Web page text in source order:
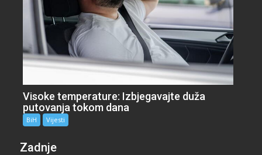
Visoke temperature: Izbjegavajte duža
putovanja tokom dana
BiH Vijesti
Zadnje